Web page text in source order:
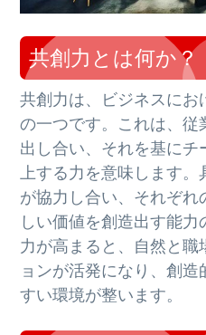
共創力とは何か？
共創力は、ビジネスに
の一つです。これは、従
出し合い、それを基にチ
上する力を意味します
が協力し合い、それぞ
しい価値を創造出す能
力が高まると、自然と職
ョンが活発になり、創
すい環境が整います。